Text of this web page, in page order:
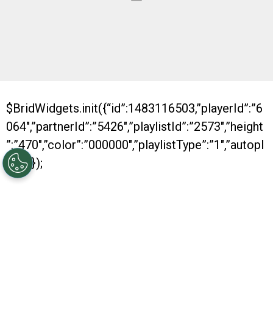
$BridWidgets.init({“id”:1483116503,”playerId”:”6
064″,”partnerId”:”5426″,”playlistId”:”2573″,”height
”:”470″,”color”:”000000″,”playlistType”:”1″,”autopl
ay”:0});